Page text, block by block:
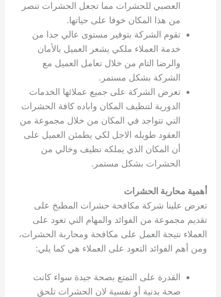
العصبي للحشرات مما تجعل الحشرات تنصر
من هذا المكان خوفا على حياتها.
تقوم الشركة بتوفير مستوى عالي جدا من
خدمة العملاء ملكي يشعر العميل بالأمان
والرضا التام من خلال تعامل العميل مع
الشركة بشكل مستمر.
تعرض الشركة على جميع عملائها الخدمات
الدورية لتنظيف المكان واباده كافة الحشرات
التي تتواجد في المكان من خلال مجموعة من
العقود طويله الاجل لكي يطمئن العميل على
أن المكان الذي يملكه نظيف وخالي من
الحشرات بشكل مستمر.
أهمية محاربة الحشرات
تعرض علينا شركة مكافحة حشرات المطبخ على
تقديم مجموعة من الفوائد والمهام التي تعود على
العملاء نتيجة العمل على مكافحة ومحاربة الحشرات،
ومن أهم الفوائد التعود على العملاء هي كما يلي:
القدرة على التمتع بصحة جيدة سواء كانت
صحة بدنية أو نفسية لان الحشرات تلحق